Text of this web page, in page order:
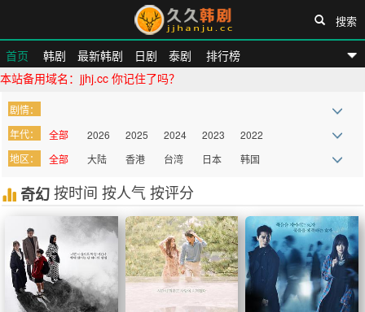
久久韩剧网
首页 韩剧 最新韩剧 日剧 泰剧 排行榜
搜索
本站备用域名：jjhj.cc 你记住了吗？
剧情：
年代：
全部 2026 2025 2024 2023 2022
2021 2020 2019 2018 2017 2016
2015 2014 2013 2012
地区： 全部 大陆 香港 台湾 日本 韩国
欧美 泰国 其他
奇幻按时间 按人气 按评分